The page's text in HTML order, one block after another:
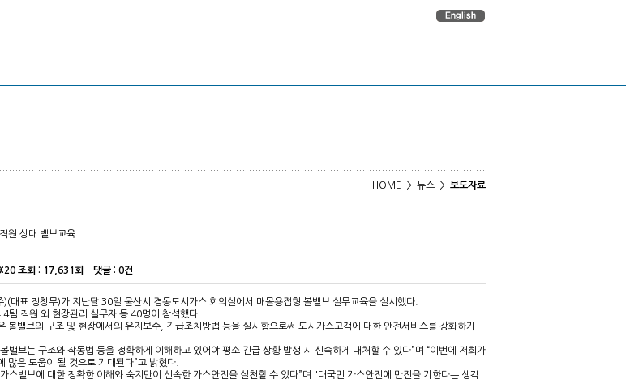
HOME > 뉴스 > 보도자료
원 상대 밸브교육
조회 : 17,631회 댓글 : 0건
대표 정창무)가 지난달 30일 울산시 경동도시가스 회의실에서 매몰용접형 볼밸브 실무교육을 실시했다.
팀 직원 외 현장관리 실무자 등 40명이 참석했다.
볼밸브의 구조 및 현장에서의 유지보수, 긴급조치방법 등을 실시함으로써 도시가스고객에 대한 안전서비스를 강화하기
밸브는 구조와 작동법 등을 정확하게 이해하고 있어야 평소 긴급 상황 발생 시 신속하게 대처할 수 있다”며 “이번에 저희가
많은 도움이 될 것으로 기대된다”고 밝혔다.
스밸브에 대한 정확한 이해와 숙지만이 신속한 가스안전을 실천할 수 있다”며 "대국민 가스안전에 만전을 기한다는 생각